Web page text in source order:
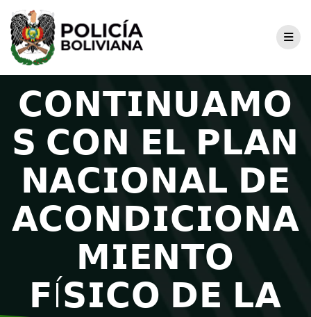
𝗖𝗢𝗡𝗧𝗜𝗡𝗨𝗔𝗠𝗢
𝗦 𝗖𝗢𝗡 𝗘𝗟 𝗣𝗟𝗔𝗡
𝗡𝗔𝗖𝗜𝗢𝗡𝗔𝗟 𝗗𝗘
𝗔𝗖𝗢𝗡𝗗𝗜𝗖𝗜𝗢𝗡𝗔
𝗠𝗜𝗘𝗡𝗧𝗢
𝗙Í𝗦𝗜𝗖𝗢 𝗗𝗘 𝗟𝗔